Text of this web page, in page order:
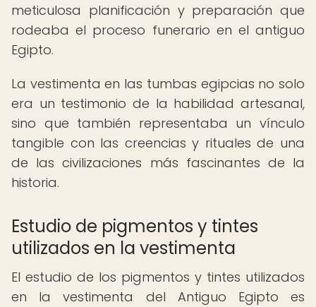
meticulosa planificación y preparación que
rodeaba el proceso funerario en el antiguo
Egipto.
La vestimenta en las tumbas egipcias no solo
era un testimonio de la habilidad artesanal,
sino que también representaba un vínculo
tangible con las creencias y rituales de una
de las civilizaciones más fascinantes de la
historia.
Estudio de pigmentos y tintes
utilizados en la vestimenta
El estudio de los pigmentos y tintes utilizados
en la vestimenta del Antiguo Egipto es